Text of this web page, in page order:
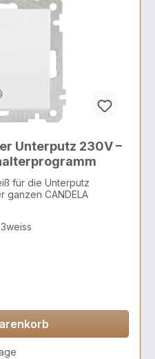
Unterputz 230V –
für die Unterputz
ganzen CANDELA